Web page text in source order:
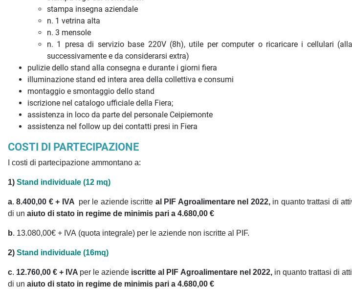
stampa insegna aziendale
n. 1 vetrina alta
n. 3 mensole
n. 1 presa di servizio base 220V (8h), utile per computer o ricaricare i cellulari
successivamente e da considerarsi extra)
pulizie dello stand alla consegna e durante i giorni fiera
illuminazione stand ed intera area della collettiva e consumi
montaggio e smontaggio dello stand
iscrizione nel catalogo ufficiale della Fiera;
assistenza in loco da parte del personale Ceipiemonte
assistenza nel follow up dei contatti presi in Fiera
COSTI DI PARTECIPAZIONE
I costi di partecipazione ammontano a:
1) Stand individuale (12 mq)
a.8.400,00 € + IVA per le aziende iscritte al PIF Agroalimentare nel 2022, in quanto trattasi di
di un aiuto di stato in regime de minimis pari a 4.680,00 €
b. 13.080,00€ + IVA (quota integrale) per le aziende non iscritte al PIF.
2) Stand individuale (16mq)
c. 12.760,00 € + IVA per le aziende iscritte al PIF Agroalimentare nel 2022, in quanto trattasi di
di un aiuto di stato in regime de minimis pari a 4.680,00 €